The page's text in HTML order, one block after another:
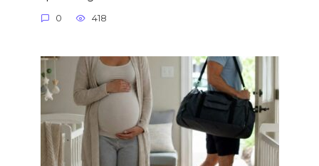
0 418